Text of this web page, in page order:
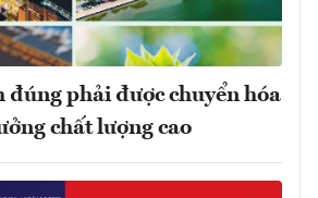
đúng phải được chuyển hóa
chất lượng cao